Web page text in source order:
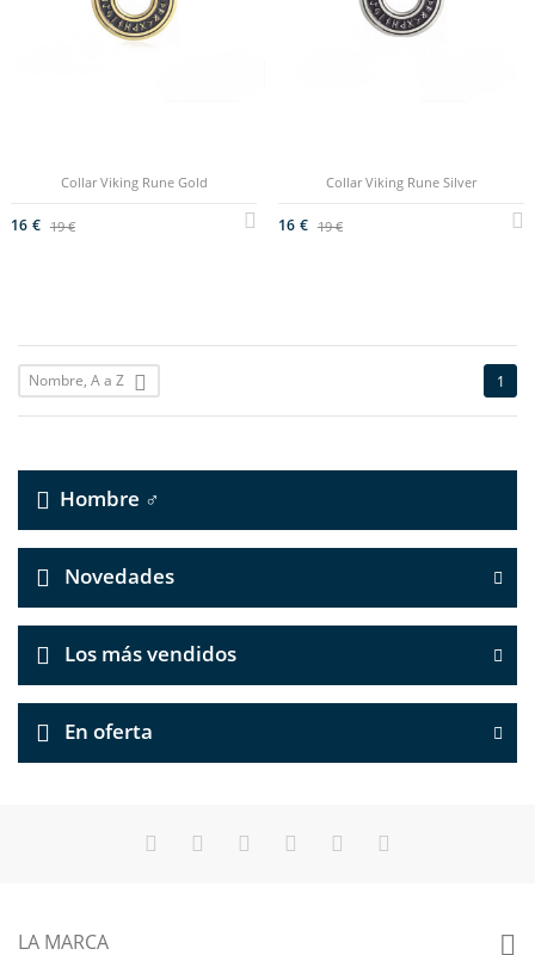
Hombre ♂
Novedades
Los más vendidos
En oferta
Collar Viking Rune Gold
16 € 19 €
Collar Viking Rune Silver
16 € 19 €
Nombre, A a Z  1
LA MARCA 